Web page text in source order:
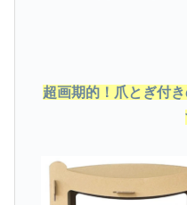
超画期的！爪とぎ付